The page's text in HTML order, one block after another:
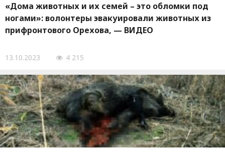
«Дома животных и их семей – это обломки под
ногами»: волонтеры эвакуировали животных из
прифронтового Орехова, — ВИДЕО
13.10.2023 4 215